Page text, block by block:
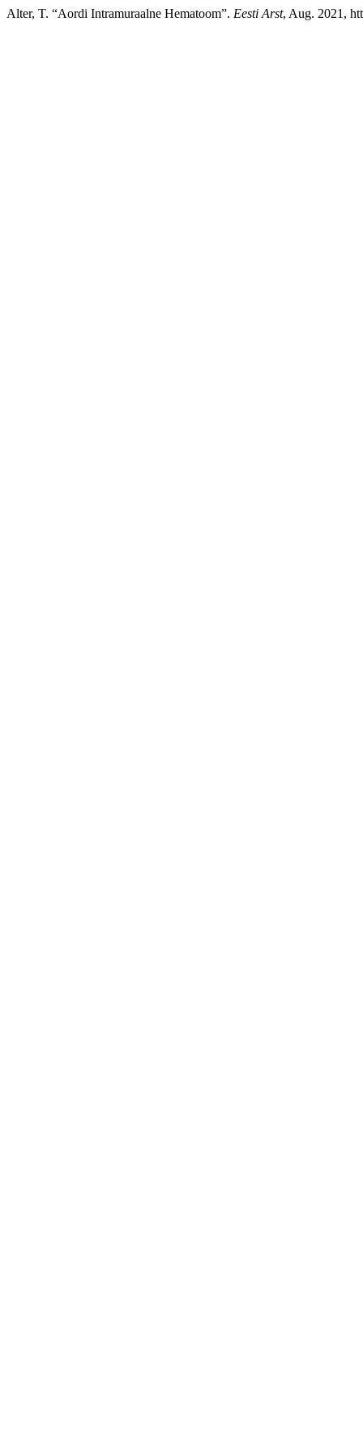
Alter, T. “Aordi Intramuraalne Hematoom”. Eesti Arst, Aug. 2021,